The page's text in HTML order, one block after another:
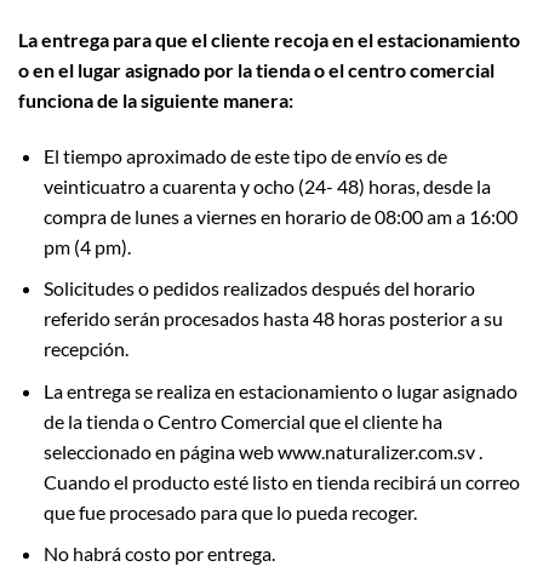
La entrega para que el cliente recoja en el estacionamiento
o en el lugar asignado por la tienda o el centro comercial
funciona de la siguiente manera:
El tiempo aproximado de este tipo de envío es de
veinticuatro a cuarenta y ocho (24- 48) horas, desde la
compra de lunes a viernes en horario de 08:00 am a 16:00
pm (4 pm).
Solicitudes o pedidos realizados después del horario
referido serán procesados hasta 48 horas posterior a su
recepción.
La entrega se realiza en estacionamiento o lugar asignado
de la tienda o Centro Comercial que el cliente ha
seleccionado en página web www.naturalizer.com.sv .
Cuando el producto esté listo en tienda recibirá un correo
que fue procesado para que lo pueda recoger.
No habrá costo por entrega.